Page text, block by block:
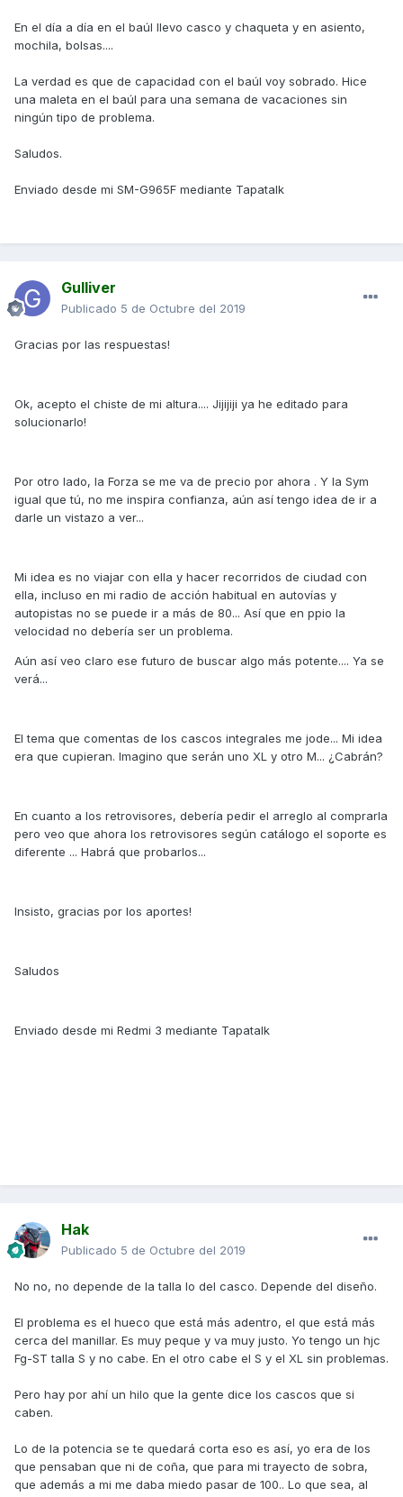
En el día a día en el baúl llevo casco y chaqueta y en asiento,
mochila, bolsas....
La verdad es que de capacidad con el baúl voy sobrado. Hice
una maleta en el baúl para una semana de vacaciones sin
ningún tipo de problema.
Saludos.
Enviado desde mi SM-G965F mediante Tapatalk
Gulliver
Publicado 5 de Octubre del 2019
Gracias por las respuestas!
Ok, acepto el chiste de mi altura.... Jijijiji ya he editado para
solucionarlo!
Por otro lado, la Forza se me va de precio por ahora . Y la Sym
igual que tú, no me inspira confianza, aún así tengo idea de ir a
darle un vistazo a ver...
Mi idea es no viajar con ella y hacer recorridos de ciudad con
ella, incluso en mi radio de acción habitual en autovías y
autopistas no se puede ir a más de 80... Así que en ppio la
velocidad no debería ser un problema.
Aún así veo claro ese futuro de buscar algo más potente.... Ya se
verá...
El tema que comentas de los cascos integrales me jode... Mi idea
era que cupieran. Imagino que serán uno XL y otro M... ¿Cabrán?
En cuanto a los retrovisores, debería pedir el arreglo al comprarla
pero veo que ahora los retrovisores según catálogo el soporte es
diferente ... Habrá que probarlos...
Insisto, gracias por los aportes!
Saludos
Enviado desde mi Redmi 3 mediante Tapatalk
Hak
Publicado 5 de Octubre del 2019
No no, no depende de la talla lo del casco. Depende del diseño.
El problema es el hueco que está más adentro, el que está más
cerca del manillar. Es muy peque y va muy justo. Yo tengo un hjc
Fg-ST talla S y no cabe. En el otro cabe el S y el XL sin problemas.
Pero hay por ahí un hilo que la gente dice los cascos que si
caben.
Lo de la potencia se te quedará corta eso es así, yo era de los
que pensaban que ni de coña, que para mi trayecto de sobra,
que además a mi me daba miedo pasar de 100.. Lo que sea, al